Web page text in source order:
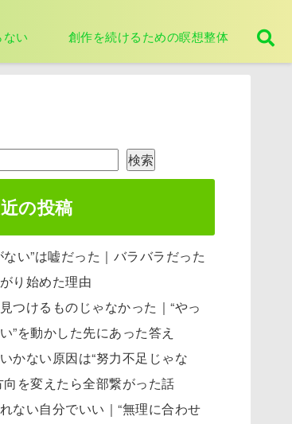
い 創作を続けるための瞑想整体
検索
の投稿
ない”は嘘だった｜バラバラだった
り始めた理由
つけるものじゃなかった｜“やっ
”を動かした先にあった答え
かない原因は“努力不足じゃな
向を変えたら全部繋がった話
ない自分でいい｜“無理に合わせ